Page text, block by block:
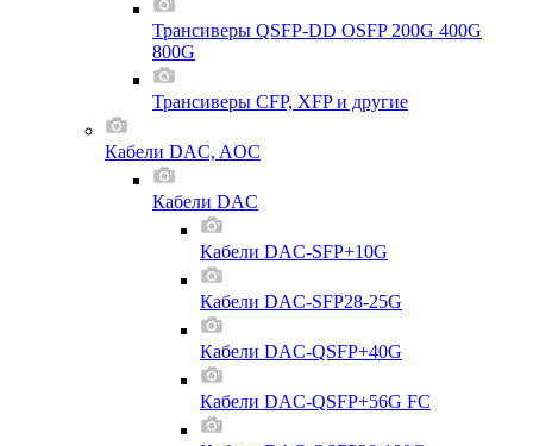
Трансиверы QSFP-DD OSFP 200G 400G
800G
Трансиверы CFP, XFP и другие
Кабели DAC, AOC
Кабели DAC
Кабели DAC-SFP+10G
Кабели DAC-SFP28-25G
Кабели DAC-QSFP+40G
Кабели DAC-QSFP+56G FC